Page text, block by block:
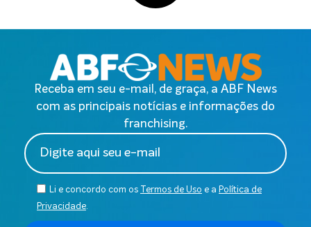
Receba em seu e-mail, de graça, a ABF News
com as principais notícias e informações do
franchising.
Li e concordo com os Termos de Uso e a Política de
Privacidade.